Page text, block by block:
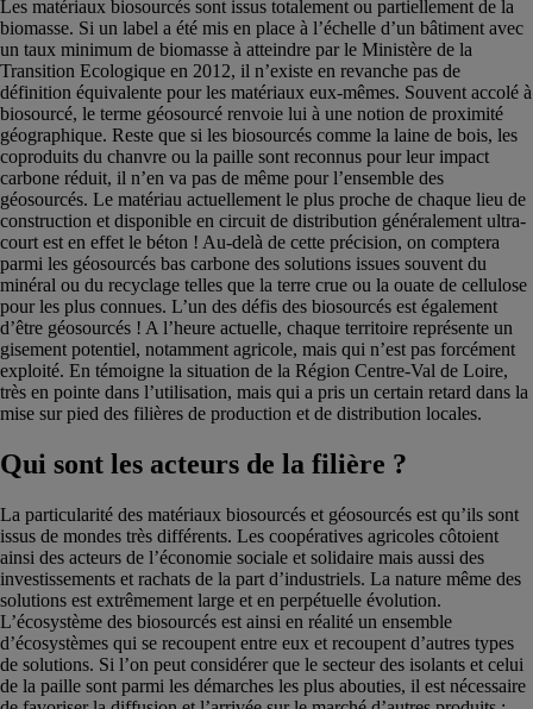
Les matériaux biosourcés sont issus totalement ou partiellement de la
biomasse. Si un label a été mis en place à l’échelle d’un bâtiment avec
un taux minimum de biomasse à atteindre par le Ministère de la
Transition Ecologique en 2012, il n’existe en revanche pas de
définition équivalente pour les matériaux eux-mêmes. Souvent accolé à
biosourcé, le terme géosourcé renvoie lui à une notion de proximité
géographique. Reste que si les biosourcés comme la laine de bois, les
coproduits du chanvre ou la paille sont reconnus pour leur impact
carbone réduit, il n’en va pas de même pour l’ensemble des
géosourcés. Le matériau actuellement le plus proche de chaque lieu de
construction et disponible en circuit de distribution généralement ultra-
court est en effet le béton ! Au-delà de cette précision, on comptera
parmi les géosourcés bas carbone des solutions issues souvent du
minéral ou du recyclage telles que la terre crue ou la ouate de cellulose
pour les plus connues. L’un des défis des biosourcés est également
d’être géosourcés ! A l’heure actuelle, chaque territoire représente un
gisement potentiel, notamment agricole, mais qui n’est pas forcément
exploité. En témoigne la situation de la Région Centre-Val de Loire,
très en pointe dans l’utilisation, mais qui a pris un certain retard dans la
mise sur pied des filières de production et de distribution locales.
Qui sont les acteurs de la filière ?
La particularité des matériaux biosourcés et géosourcés est qu’ils sont
issus de mondes très différents. Les coopératives agricoles côtoient
ainsi des acteurs de l’économie sociale et solidaire mais aussi des
investissements et rachats de la part d’industriels. La nature même des
solutions est extrêmement large et en perpétuelle évolution.
L’écosystème des biosourcés est ainsi en réalité un ensemble
d’écosystèmes qui se recoupent entre eux et recoupent d’autres types
de solutions. Si l’on peut considérer que le secteur des isolants et celui
de la paille sont parmi les démarches les plus abouties, il est nécessaire